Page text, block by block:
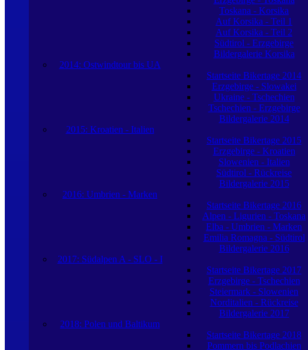
Toskana - Korsika
Auf Korsika - Teil 1
Auf Korsika - Teil 2
Südtirol - Erzgebirge
Bildergalerie Korsika
2014: Ostwindtour bis UA
Startseite Bikertage 2014
Erzgebirge - Slowakei
Ukraine - Tschechien
Tschechien - Erzgebirge
Bildergalerie 2014
2015: Kroatien - Italien
Startseite Bikertage 2015
Erzgebirge - Kroatien
Slowenien - Italien
Südtirol - Rückreise
Bildergalerie 2015
2016: Umbrien - Marken
Startseite Bikertage 2016
Alpen - Ligurien - Toskana
Elba - Umbrien - Marken
Emilia Romagna - Südtirol
Bildergalerie 2016
2017: Südalpen A - SLO - I
Startseite Bikertage 2017
Erzgebirge - Tschechien
Steiermark - Slowenien
Norditalien - Rückreise
Bildergalerie 2017
2018: Polen und Baltikum
Startseite Bikertage 2018
Pommern bis Podlachien